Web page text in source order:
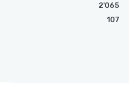
2'065
107